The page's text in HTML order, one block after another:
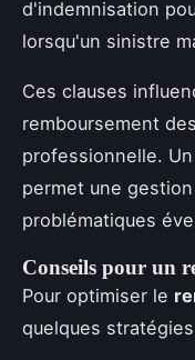
d'indemnisation
lorsqu'un sinistre
Ces clauses
remboursement
professionnelle.
permet une
problématiques
Conseils pour un
Pour optimiser le
quelques